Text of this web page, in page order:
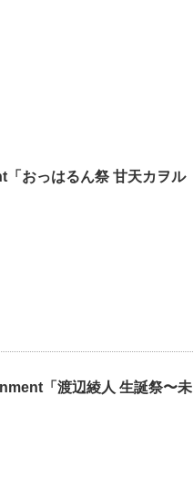
おっはるん祭 甘天カヲル
「渡辺綾人 生誕祭〜未